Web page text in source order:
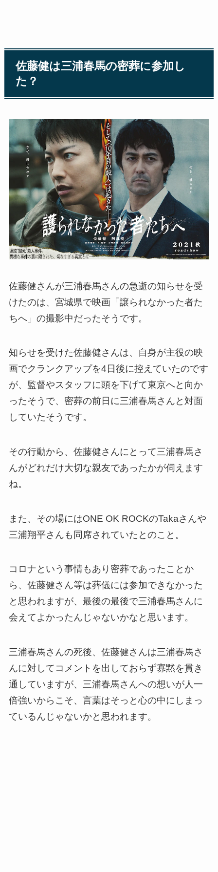
佐藤健は三浦春馬の密葬に参加し
た？
佐藤健さんが三浦春馬さんの急逝の知らせを受
けたのは、宮城県で映画「譲られなかった者た
ちへ」の撮影中だったそうです。
知らせを受けた佐藤健さんは、自身が主役の映
画でクランクアップを4日後に控えていたのです
が、監督やスタッフに頭を下げて東京へと向か
ったそうで、密葬の前日に三浦春馬さんと対面
していたそうです。
その行動から、佐藤健さんにとって三浦春馬さ
んがどれだけ大切な親友であったかが伺えます
ね。
また、その場にはONE OK ROCKのTakaさんや
三浦翔平さんも同席されていたとのこと。
コロナという事情もあり密葬であったことか
ら、佐藤健さん等は葬儀には参加できなかった
と思われますが、最後の最後で三浦春馬さんに
会えてよかったんじゃないかなと思います。
三浦春馬さんの死後、佐藤健さんは三浦春馬さ
んに対してコメントを出しておらず寡黙を貫き
通していますが、三浦春馬さんへの想いが人一
倍強いからこそ、言葉はそっと心の中にしまっ
ているんじゃないかと思われます。